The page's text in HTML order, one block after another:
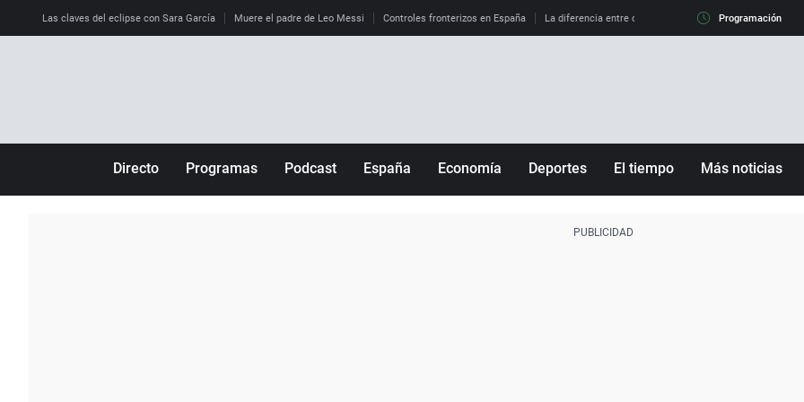
Las claves del eclipse con Sara García Muere el padre de Leo Messi Controles fronterizos en España La diferencia entre observar el eclipse al 99% y al 100%
Programación
Directo Programas Podcast España Economía Deportes El tiempo Más noticias